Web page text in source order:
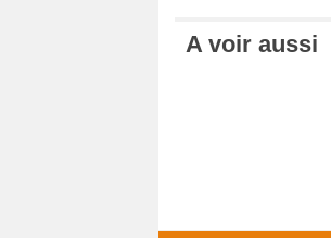
A voir aussi